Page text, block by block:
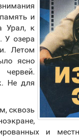
и
Урал, к
У озера
Летом
ясно
Не для
сквозь
и